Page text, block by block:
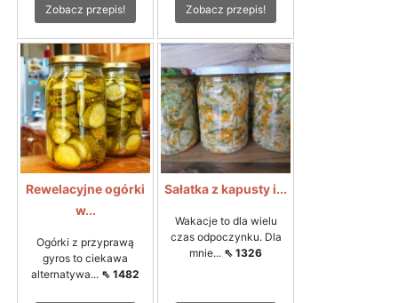
Zobacz przepis! Zobacz przepis!
Rewelacyjne ogórki
w...
Ogórki z przyprawą
gyros to ciekawa
alternatywa... ⇖ 1482
Sałatka z kapusty i...
Wakacje to dla wielu
czas odpoczynku. Dla
mnie... ⇖ 1326